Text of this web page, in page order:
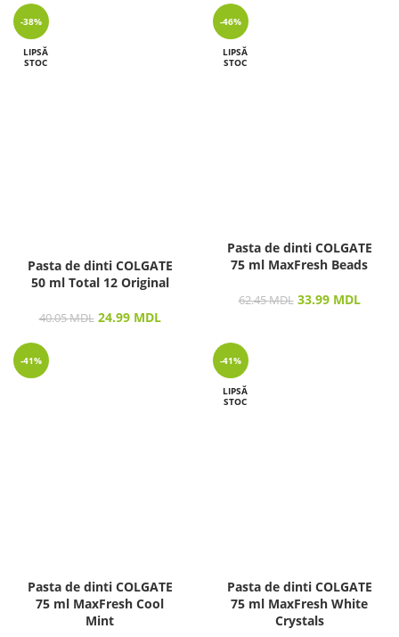
-38%
LIPSĂ
STOC
Pasta de dinti COLGATE
50 ml Total 12 Original
40.05MDL 24.99 MDL
-46%
LIPSĂ
STOC
Pasta de dinti COLGATE
75 ml MaxFresh Beads
62.45MDL 33.99 MDL
-41%
Pasta de dinti COLGATE
75 ml MaxFresh Cool
Mint
-41%
LIPSĂ
STOC
Pasta de dinti COLGATE
75 ml MaxFresh White
Crystals